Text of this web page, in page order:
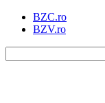
BZC.ro
BZV.ro